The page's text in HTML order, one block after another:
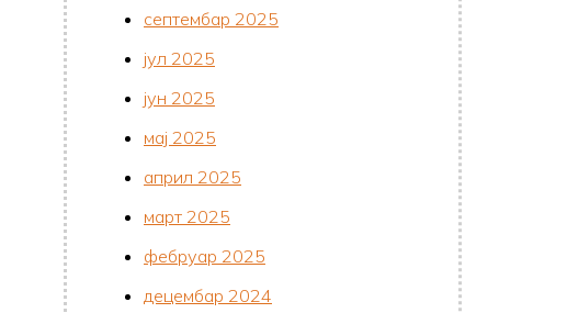
септембар 2025
јул 2025
јун 2025
мај 2025
април 2025
март 2025
фебруар 2025
децембар 2024